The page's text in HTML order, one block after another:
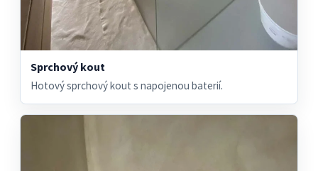
Sprchový kout
Hotový sprchový kout s napojenou baterií.